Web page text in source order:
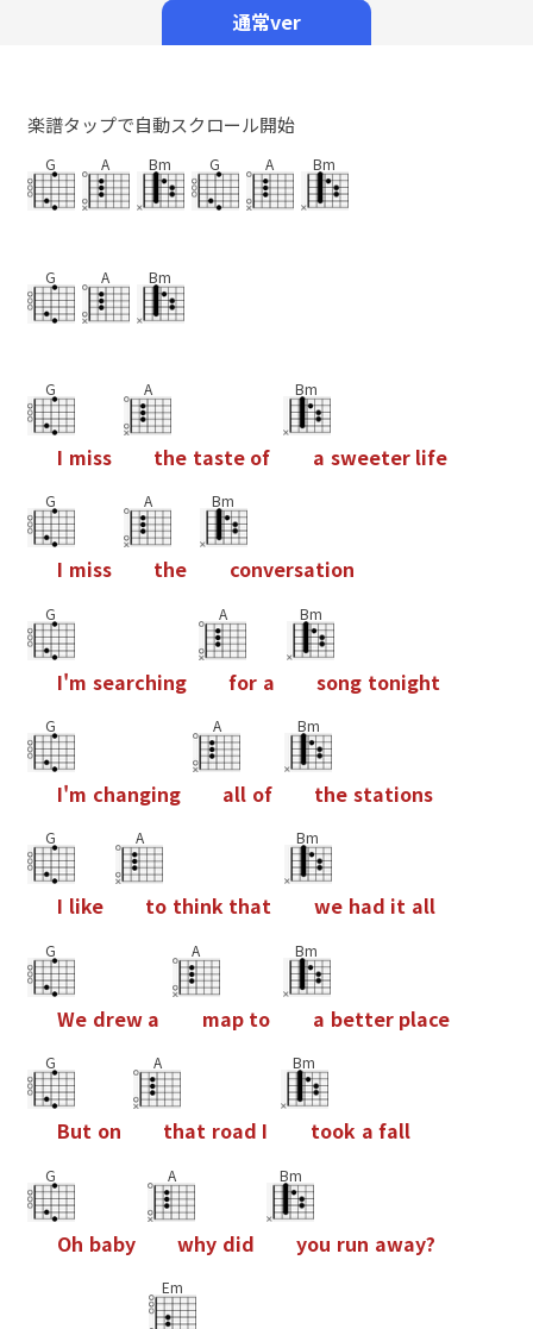
通常ver
楽譜タップで自動スクロール開始
G A Bm G A Bm
G A Bm
G
I miss
A
the taste of
Bm
a sweeter life
G
I miss
A
the
Bm
conversation
G
I'm searching
A
for a
Bm
song tonight
G
I'm changing
A
all of
Bm
the stations
G
I like
A
to think that
Bm
we had it all
G
We drew a
A
map to
Bm
a better place
G
But on
A
that road I
Bm
took a fall
G
Oh baby
A
why did
Bm
you run away?
Em